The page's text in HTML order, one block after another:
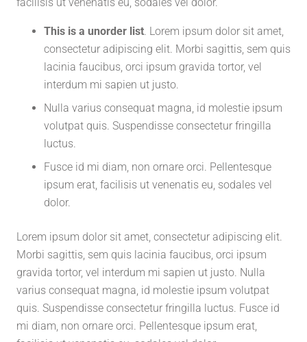
This is a unorder list. Lorem ipsum dolor sit amet,
consectetur adipiscing elit. Morbi sagittis, sem quis
lacinia faucibus, orci ipsum gravida tortor, vel
interdum mi sapien ut justo.
Nulla varius consequat magna, id molestie ipsum
volutpat quis. Suspendisse consectetur fringilla
luctus.
Fusce id mi diam, non ornare orci. Pellentesque
ipsum erat, facilisis ut venenatis eu, sodales vel
dolor.
Lorem ipsum dolor sit amet, consectetur adipiscing elit.
Morbi sagittis, sem quis lacinia faucibus, orci ipsum
gravida tortor, vel interdum mi sapien ut justo. Nulla
varius consequat magna, id molestie ipsum volutpat
quis. Suspendisse consectetur fringilla luctus. Fusce id
mi diam, non ornare orci. Pellentesque ipsum erat,